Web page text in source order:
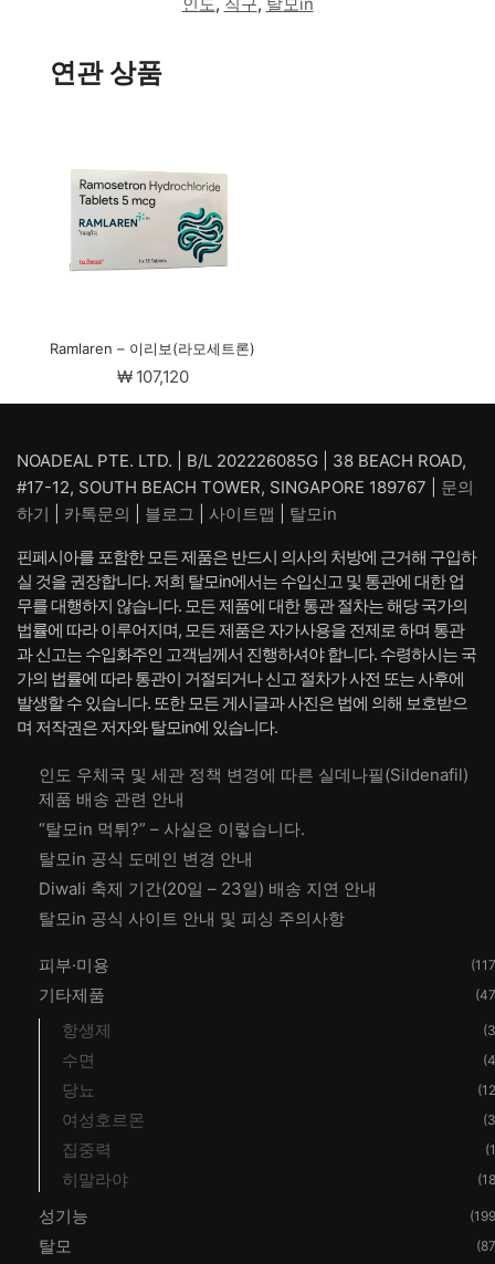
연관 상품
Ramlaren – 이리보(라모세트론)
₩107,120
NOADEAL PTE. LTD. | B/L 202226085G | 38 BEACH ROAD,
#17-12, SOUTH BEACH TOWER, SINGAPORE 189767 | 문의
하기
카톡문의 블로그 사이트맵 탈모in
핀페시아를 포함한 모든 제품은 반드시 의사의 처방에 근거해 구입하
실 것을 권장합니다. 저희 탈모in에서는 수입신고 및 통관에 대한 업
무를 대행하지 않습니다. 모든 제품에 대한 통관 절차는 해당 국가의
법률에 따라 이루어지며, 모든 제품은 자가사용을 전제로 하며 통관
과 신고는 수입화주인 고객님께서 진행하셔야 합니다. 수령하시는 국
가의 법률에 따라 통관이 거절되거나 신고 절차가 사전 또는 사후에
발생할 수 있습니다. 또한 모든 게시글과 사진은 법에 의해 보호받으
며 저작권은 저자와 탈모in에 있습니다.
인도 우체국 및 세관 정책 변경에 따른 실데나필(Sildenafil)
제품 배송 관련 안내
“탈모in 먹튀?” – 사실은 이렇습니다.
탈모in 공식 도메인 변경 안내
Diwali 축제 기간(20일 – 23일) 배송 지연 안내
탈모in 공식 사이트 안내 및 피싱 주의사항
피부·미용
기타제품
항생제
수면
당뇨
여성호르몬
집중력
히말라야
성기능
탈모